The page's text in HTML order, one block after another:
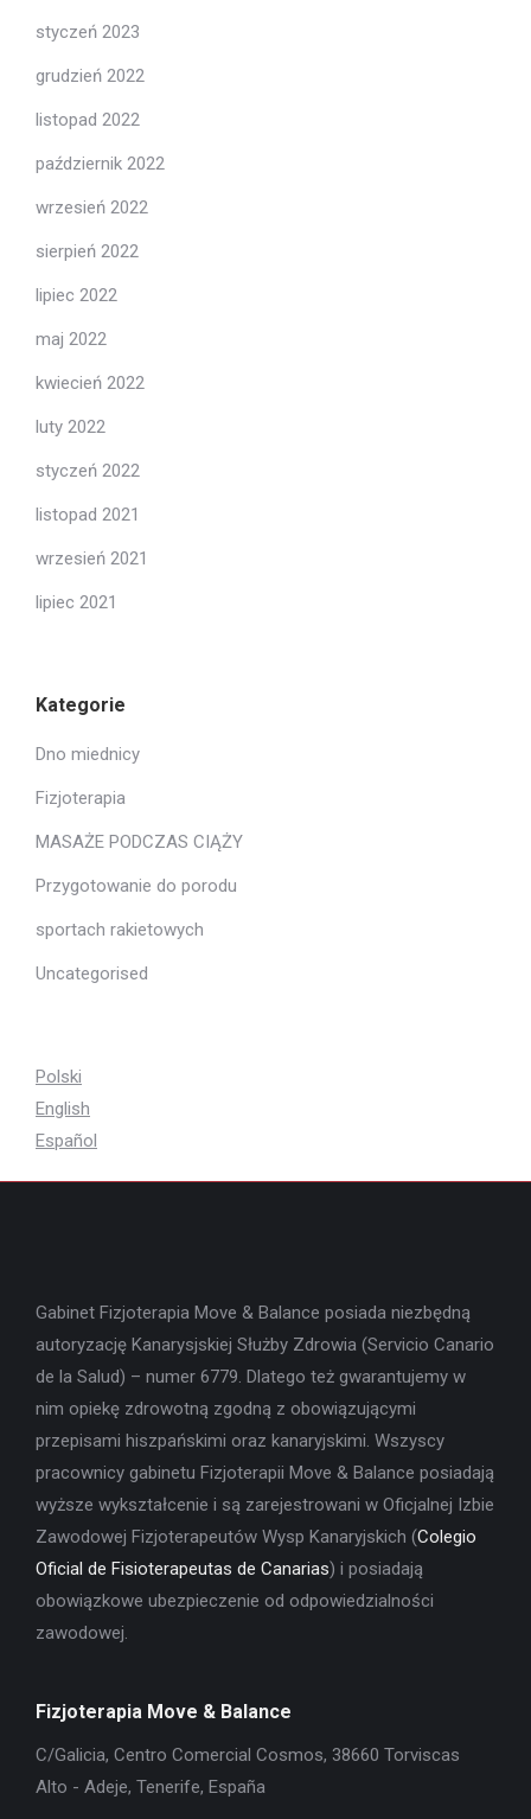
styczeń 2023
grudzień 2022
listopad 2022
październik 2022
wrzesień 2022
sierpień 2022
lipiec 2022
maj 2022
kwiecień 2022
luty 2022
styczeń 2022
listopad 2021
wrzesień 2021
lipiec 2021
Kategorie
Dno miednicy
Fizjoterapia
MASAŻE PODCZAS CIĄŻY
Przygotowanie do porodu
sportach rakietowych
Uncategorised
Polski
English
Español
Gabinet Fizjoterapia Move & Balance posiada niezbędną
autoryzację Kanarysjskiej Służby Zdrowia (Servicio Canario
de la Salud) – numer 6779. Dlatego też gwarantujemy w
nim opiekę zdrowotną zgodną z obowiązującymi
przepisami hiszpańskimi oraz kanaryjskimi. Wszyscy
pracownicy gabinetu Fizjoterapii Move & Balance posiadają
wyższe wykształcenie i są zarejestrowani w Oficjalnej Izbie
Zawodowej Fizjoterapeutów Wysp Kanaryjskich (Colegio
Oficial de Fisioterapeutas de Canarias) i posiadają
obowiązkowe ubezpieczenie od odpowiedzialności
zawodowej.
Fizjoterapia Move & Balance
C/Galicia, Centro Comercial Cosmos, 38660 Torviscas
Alto - Adeje, Tenerife, España